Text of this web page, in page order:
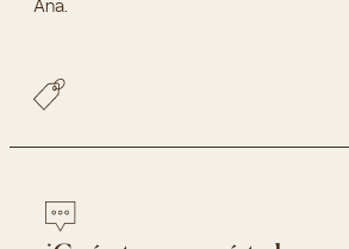
¡Cuéntanos qué te ha
Lo siento, debes estar
comentario.